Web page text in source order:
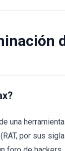
una
por sus